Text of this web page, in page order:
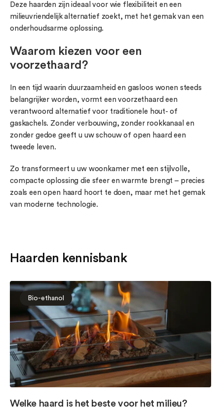
Deze haarden zijn ideaal voor wie flexibiliteit en een
milieuvriendelijk alternatief zoekt, met het gemak van een
onderhoudsarme oplossing.
Waarom kiezen voor een
voorzethaard?
In een tijd waarin duurzaamheid en gasloos wonen steeds
belangrijker worden, vormt een voorzethaard een
verantwoord alternatief voor traditionele hout- of
gaskachels. Zonder verbouwing, zonder rookkanaal en
zonder gedoe geeft u uw schouw of open haard een
tweede leven.
Zo transformeert u uw woonkamer met een stijlvolle,
compacte oplossing die sfeer en warmte brengt – precies
zoals een open haard hoort te doen, maar met het gemak
van moderne technologie.
Haarden kennisbank
Bio-ethanol
Welke haard is het beste voor het milieu?